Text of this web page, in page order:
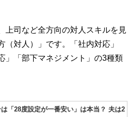
上司など全方向の対人スキルを見
（対人）」です。「社内対応」
」「部下マネジメント」の3種類
は「28度設定が一番安い」は本当？ 夫は2